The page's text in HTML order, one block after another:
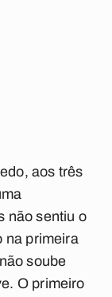
aos três
não sentiu o
na primeira
soube
O primeiro